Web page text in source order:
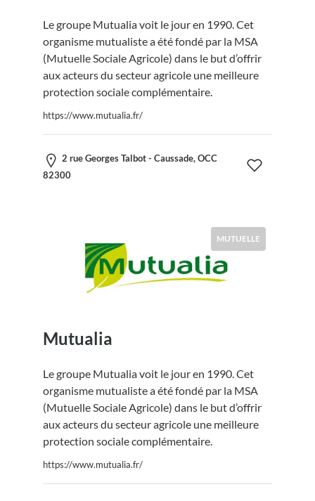
Le groupe Mutualia voit le jour en 1990. Cet
organisme mutualiste a été fondé par la MSA
(Mutuelle Sociale Agricole) dans le but d’offrir
aux acteurs du secteur agricole une meilleure
protection sociale complémentaire.
https://www.mutualia.fr/
2 rue Georges Talbot - Caussade, OCC
82300
MUTUELLE
Mutualia
Le groupe Mutualia voit le jour en 1990. Cet
organisme mutualiste a été fondé par la MSA
(Mutuelle Sociale Agricole) dans le but d’offrir
aux acteurs du secteur agricole une meilleure
protection sociale complémentaire.
https://www.mutualia.fr/